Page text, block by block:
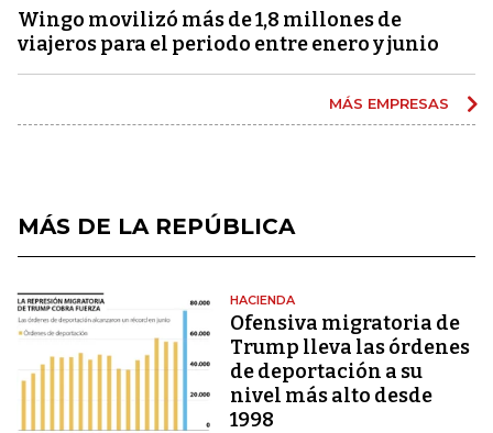
Wingo movilizó más de 1,8 millones de
viajeros para el periodo entre enero y junio
MÁS EMPRESAS
MÁS DE LA REPÚBLICA
HACIENDA
Ofensiva migratoria de
Trump lleva las órdenes
de deportación a su
nivel más alto desde
1998